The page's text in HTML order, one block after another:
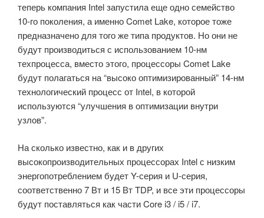
теперь компания Intel запустила еще одно семейство
10-го поколения, а именно Comet Lake, которое тоже
предназначено для того же типа продуктов. Но они не
будут производиться с использованием 10-нм
техпроцесса, вместо этого, процессоры Comet Lake
будут полагаться на “высоко оптимизированный” 14-нм
технологический процесс от Intel, в которой
используются “улучшения в оптимизации внутри
узлов”.
На сколько известно, как и в других
высокопроизводительных процессорах Intel с низким
энергопотреблением будет Y-серия и U-серия,
соответственно 7 Вт и 15 Вт TDP, и все эти процессоры
будут поставляться как части Core i3 / i5 / i7.